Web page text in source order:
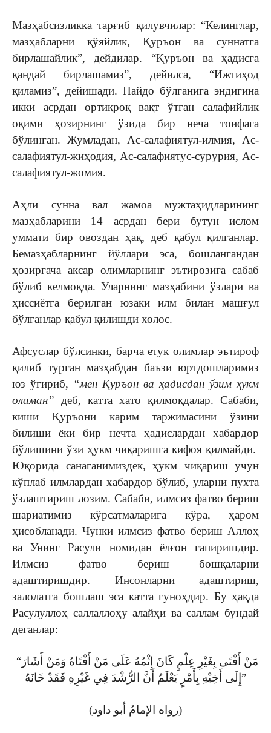
Мазҳабсизликка тарғиб қилувчилар: “Келинглар,
мазҳабларни қўяйлик, Қуръон ва суннатга
бирлашайлик”, дейдилар. “Қуръон ва ҳадисга
қандай бирлашамиз”, дейилса, “Ижтиҳод
қиламиз”, дейишади. Пайдо бўлганига эндигина
икки асрдан ортиқроқ вақт ўтган салафийлик
оқими ҳозирнинг ўзида бир неча тоифага
бўлинган. Жумладан, Ас-салафиятул-илмия, Ас-
салафиятул-жиҳодия, Ас-салафиятус-сурурия, Ас-
салафиятул-жомия.
Аҳли сунна вал жамоа мужтаҳидларининг
мазҳабларини 14 асрдан бери бутун ислом
уммати бир овоздан ҳақ, деб қабул қилганлар.
Бемазҳабларнинг йўллари эса, бошлангандан
ҳозиргача аксар олимларнинг эътирозига сабаб
бўлиб келмоқда. Уларнинг мазҳабини ўзлари ва
ҳиссиётга берилган юзаки илм билан машғул
бўлганлар қабул қилишди холос.
Афсуслар бўлсинки, барча етук олимлар эътироф
қилиб турган мазҳабдан баъзи юртдошларимиз
юз ўгириб, “мен Қуръон ва ҳадисдан ўзим ҳукм
оламан” деб, катта хато қилмоқдалар. Сабаби,
киши Қуръони карим таржимасини ўзини
билиши ёки бир нечта ҳадислардан хабардор
бўлишини ўзи ҳукм чиқаришга кифоя қилмайди.
Юқорида санаганимиздек, ҳукм чиқариш учун
кўплаб илмлардан хабардор бўлиб, уларни пухта
ўзлаштириш лозим. Сабаби, илмсиз фатво бериш
шариатимиз кўрсатмаларига кўра, ҳаром
ҳисобланади. Чунки илмсиз фатво бериш Аллоҳ
ва Унинг Расули номидан ёлғон гапиришдир.
Илмсиз фатво бериш бошқаларни
адаштиришдир. Инсонларни адаштириш,
залолатга бошлаш эса катта гуноҳдир. Бу ҳақда
Расулуллоҳ саллаллоҳу алайҳи ва саллам бундай
деганлар:
“مَنْ أَفْتَى بِغَيْرِ عِلْمٍ كَانَ إِثْمُهُ عَلَى مَنْ أَفْتَاهُ وَمَنْ أَشَارَ
إِلَى أَخِيْهِ بِأَمْرٍ يَعْلَمُ أَنَّ الرُّشْدَ فِي غَيْرِهِ فَقَدْ خَانَهُ”
(رواه الإمامُ أبو داود)